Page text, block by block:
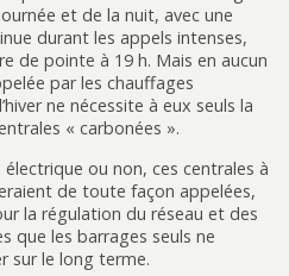
et de la nuit, avec une
durant les appels intenses,
de pointe à 19 h. Mais en aucun
par les chauffages
ne nécessite à eux seuls la
« carbonées ».
ou non, ces centrales à
de toute façon appelées,
la régulation du réseau et des
que les barrages seuls ne
sur le long terme.